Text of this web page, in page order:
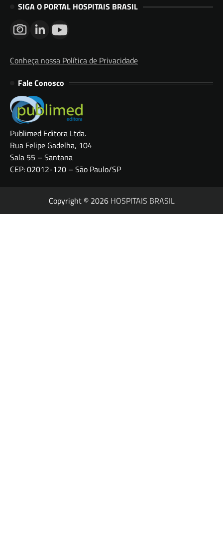
SIGA O PORTAL HOSPITAIS BRASIL
Conheça nossa Política de Privacidade
Fale Conosco
Publimed Editora Ltda.
Rua Felipe Gadelha, 104
Sala 55 – Santana
CEP: 02012-120 – São Paulo/SP
Copyright © 2026 HOSPITAIS BRASIL